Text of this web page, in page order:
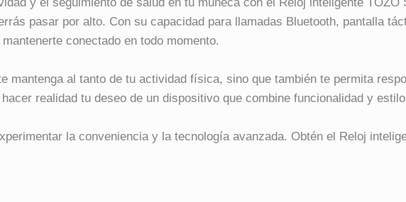
pasar por alto. Con su capacidad para llamadas Bluetooth, pantalla
conectado en todo momento.
mantenga al tanto de tu actividad física, sino que también te permita
realidad tu deseo de un dispositivo que combine funcionalidad y
la conveniencia y la tecnología avanzada. Obtén el Reloj